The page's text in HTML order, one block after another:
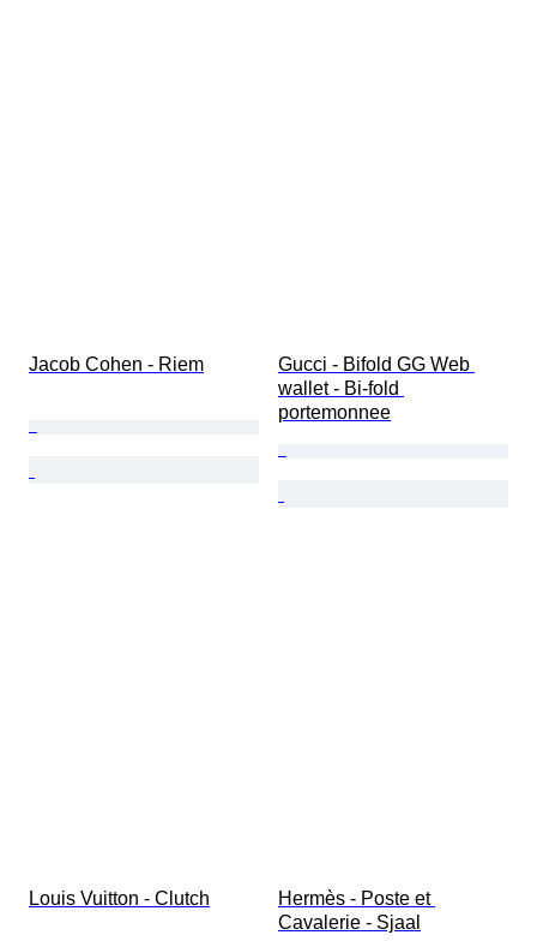
Jacob Cohen - Riem
Gucci - Bifold GG Web
wallet - Bi-fold
portemonnee
Louis Vuitton - Clutch
Hermès - Poste et
Cavalerie - Sjaal